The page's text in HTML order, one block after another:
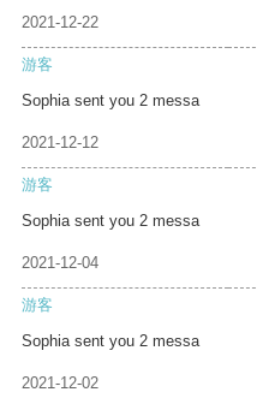
2021-12-22
游客
Sophia sent you 2 messa
2021-12-12
游客
Sophia sent you 2 messa
2021-12-04
游客
Sophia sent you 2 messa
2021-12-02